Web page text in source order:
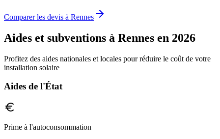
Comparer les devis à Rennes
Aides et subventions à Rennes en 2026
Profitez des aides nationales et locales pour réduire le coût de votre
installation solaire
Aides de l'État
Prime à l'autoconsommation